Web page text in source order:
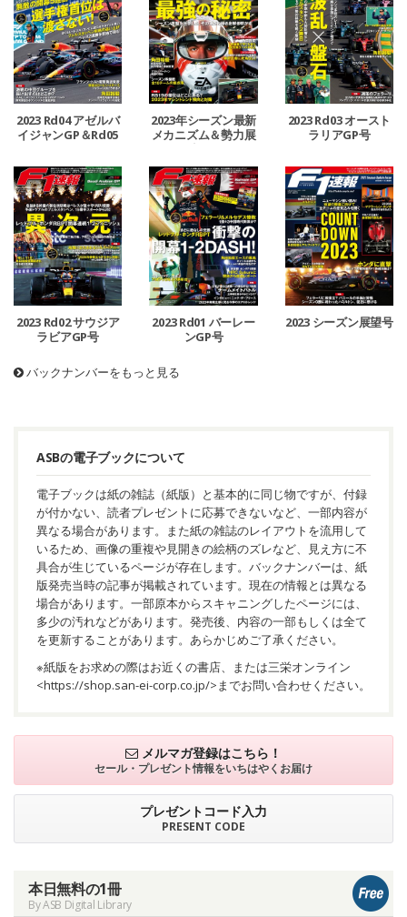
2023 Rd04 アゼルバ
イジャンGP＆Rd05
2023年シーズン最新
メカニズム＆勢力展
望号
2023 Rd03 オースト
ラリアGP号
2023 Rd02 サウジア
ラビアGP号
2023 Rd01 バーレー
ンGP号
2023 シーズン展望号
バックナンバーをもっと見る
ASBの電子ブックについて
電子ブックは紙の雑誌（紙版）と基本的に同じ物ですが、付録
が付かない、読者プレゼントに応募できないなど、一部内容が
異なる場合があります。また紙の雑誌のレイアウトを流用して
いるため、画像の重複や見開きの絵柄のズレなど、見え方に不
具合が生じているページが存在します。バックナンバーは、紙
版発売当時の記事が掲載されています。現在の情報とは異なる
場合があります。一部原本からスキャニングしたページには、
多少の汚れなどがあります。発売後、内容の一部もしくは全て
を更新することがあります。あらかじめご了承ください。
※紙版をお求めの際はお近くの書店、または三栄オンライン
<https://shop.san-ei-corp.co.jp/>までお問い合わせください。
メルマガ登録はこちら！
セール・プレゼント情報をいちはやくお届け
プレゼントコード入力
PRESENT CODE
本日無料の1冊
By ASB Digital Library